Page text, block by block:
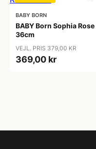
BABY BORN
BABY Born Sophia Rose
36cm
VEJL. PRIS 379,00 KR
369,00 kr